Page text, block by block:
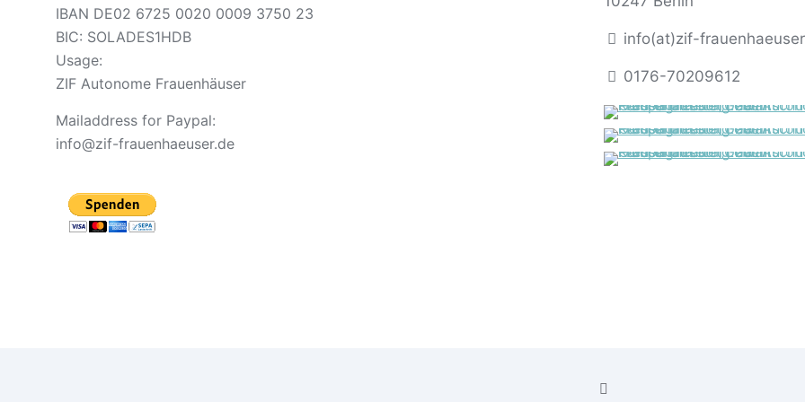
IBAN DE02 6725 0020 0009 3750 23
BIC: SOLADES1HDB
Usage:
ZIF Autonome Frauenhäuser
Mailaddress for Paypal:
info@zif-frauenhaeuser.de
info(at)zif-
0176-70209612